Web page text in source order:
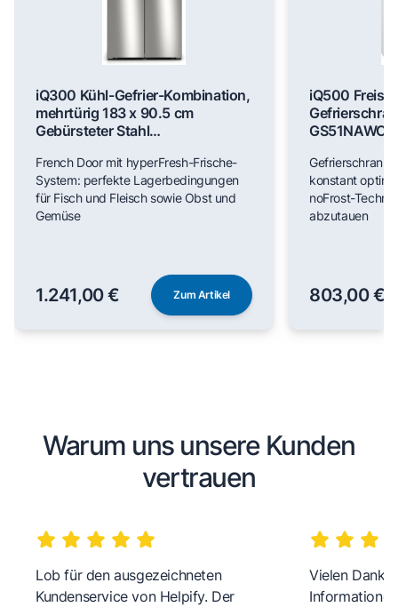
iQ300 Kühl-Gefrier-Kombination,
mehrtürig 183 x 90.5 cm
Gebürsteter Stahl
KF96NVPEA
French Door mit hyperFresh-Frische-
System: perfekte Lagerbedingungen
für Fisch und Fleisch sowie Obst und
Gemüse
1.241,00 € Zum Artikel
iQ500
GS51NAWCV
Gefrierschrank
konstant
noFrost-
abzutauen
803,00 €
Warum uns unsere Kunden
vertrauen
Lob für den ausgezeichneten
Kundenservice von Helpify. Der
Vielen Dank